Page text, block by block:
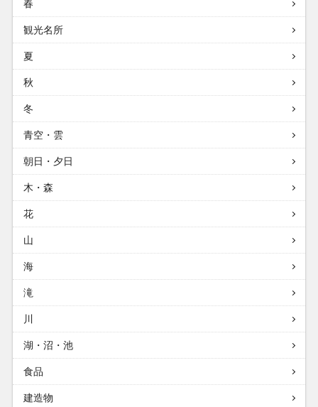
春
観光名所
夏
秋
冬
青空・雲
朝日・夕日
木・森
花
山
海
滝
川
湖・沼・池
食品
建造物